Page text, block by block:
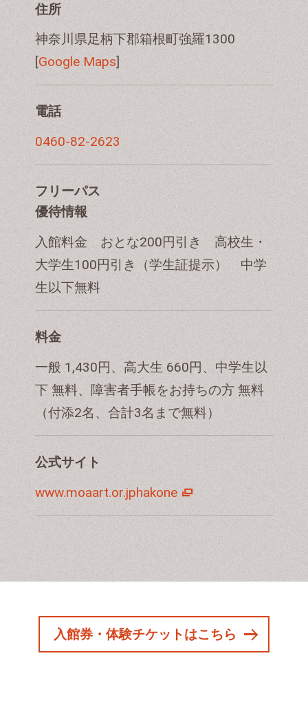
住所
神奈川県足柄下郡箱根町強羅1300
[Google Maps]
電話
0460-82-2623
フリーパス
優待情報
入館料金 おとな200円引き 高校生・
大学生100円引き（学生証提示） 中学
生以下無料
料金
一般 1,430円、高大生 660円、中学生以
下 無料、障害者手帳をお持ちの方 無料
（付添2名、合計3名まで無料）
公式サイト
www.moaart.or.jphakone
入館券・体験チケットはこちら